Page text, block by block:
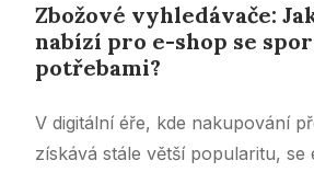
Zbožové vyhledávače:
nabízí pro e-shop se
potřebami?
V digitální éře, kde nakupování
získává stále větší popularitu, se